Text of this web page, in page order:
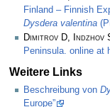
Finland – Finnish
Dysdera valentina
Dimitrov D, Indzhov
Peninsula. online at
Weitere Links
Beschreibung von
Europe”